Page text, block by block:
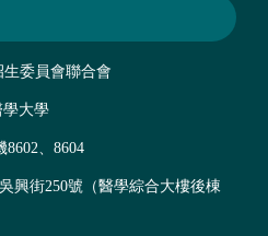
委員會聯合會
大學
8602、8604
興街250號（醫學綜合大樓後棟